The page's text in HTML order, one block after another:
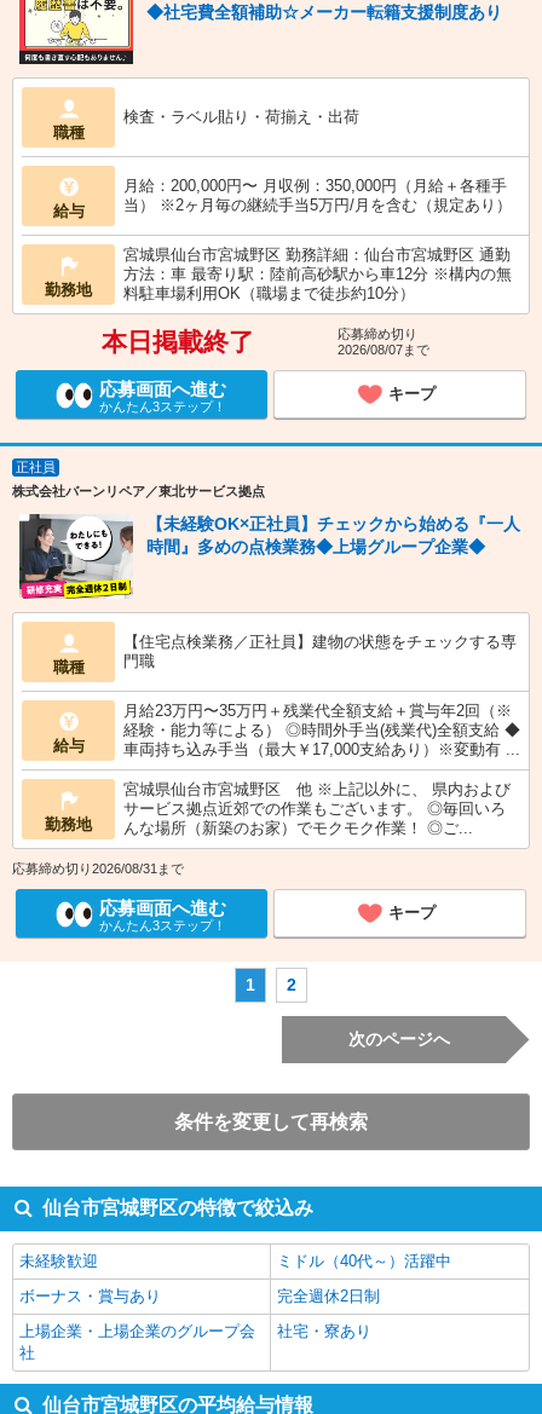
◆社宅費全額補助☆メーカー転籍支援制度あり
職種
検査・ラベル貼り・荷揃え・出荷
給与
月給：200,000円〜 月収例：350,000円（月給＋各種手
当） ※2ヶ月毎の継続手当5万円/月を含む（規定あり）
勤務地
宮城県仙台市宮城野区 勤務詳細：仙台市宮城野区 通勤
方法：車 最寄り駅：陸前高砂駅から車12分 ※構内の無
料駐車場利用OK（職場まで徒歩約10分）
本日掲載終了
応募締め切り
2026/08/07まで
応募画面へ進む
かんたん3ステップ！
キープ
正社員
株式会社バーンリペア／東北サービス拠点
【未経験OK×正社員】チェックから始める『一人
時間』多めの点検業務◆上場グループ企業◆
職種
【住宅点検業務／正社員】建物の状態をチェックする専
門職
給与
月給23万円〜35万円＋残業代全額支給＋賞与年2回（※
経験・能力等による） ◎時間外手当(残業代)全額支給 ◆
車両持ち込み手当（最大￥17,000支給あり）※変動有 ...
勤務地
宮城県仙台市宮城野区 他 ※上記以外に、 県内および
サービス拠点近郊での作業もございます。 ◎毎回いろ
んな場所（新築のお家）でモクモク作業！ ◎ご...
応募締め切り2026/08/31まで
応募画面へ進む
かんたん3ステップ！
キープ
1 2
次のページへ
条件を変更して再検索
仙台市宮城野区の特徴で絞込み
未経験歓迎
ミドル（40代～）活躍中
ボーナス・賞与あり
完全週休2日制
上場企業・上場企業のグループ会
社
社宅・寮あり
仙台市宮城野区の平均給与情報